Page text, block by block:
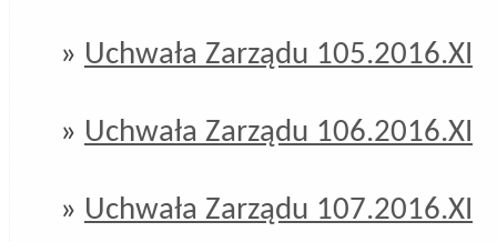
» Uchwała Zarządu 105.2016.XI
» Uchwała Zarządu 106.2016.XI
» Uchwała Zarządu 107.2016.XI